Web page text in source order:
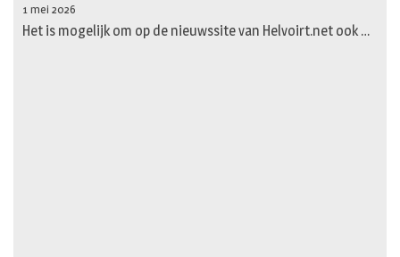
1 mei 2026
Het is mogelijk om op de nieuwssite van Helvoirt.net ook …